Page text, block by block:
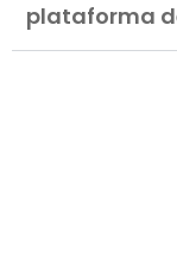
plataforma